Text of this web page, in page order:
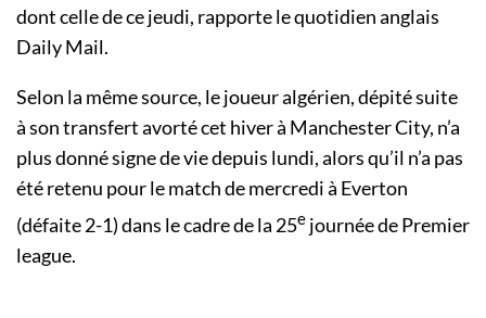
dont celle de ce jeudi, rapporte le quotidien anglais
Daily Mail.
Selon la même source, le joueur algérien, dépité suite
à son transfert avorté cet hiver à Manchester City, n’a
plus donné signe de vie depuis lundi, alors qu’il n’a pas
été retenu pour le match de mercredi à Everton
(défaite 2-1) dans le cadre de la 25e journée de Premier
league.